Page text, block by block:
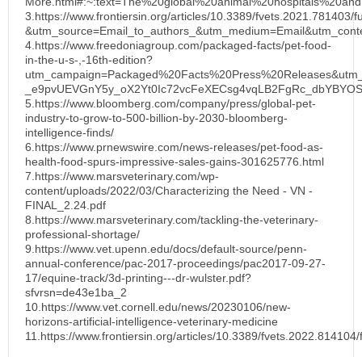
3.https://www.frontiersin.org/articles/10.3389/fvets.2021.781403/
4.https://www.freedoniagroup.com/packaged-facts/pet-food-
in-the-u-s-,-16th-edition?
5.https://www.bloomberg.com/company/press/global-pet-
industry-to-grow-to-500-billion-by-2030-bloomberg-
intelligence-finds/
6.https://www.prnewswire.com/news-releases/pet-food-as-
health-food-spurs-impressive-sales-gains-301625776.html
7.https://www.marsveterinary.com/wp-
content/uploads/2022/03/Characterizing the Need - VN -
FINAL_2.24.pdf
8.https://www.marsveterinary.com/tackling-the-veterinary-
professional-shortage/
9.https://www.vet.upenn.edu/docs/default-source/penn-
annual-conference/pac-2017-proceedings/pac2017-09-27-
17/equine-track/3d-printing---dr-wulster.pdf?
sfvrsn=de43e1ba_2
10.https://www.vet.cornell.edu/news/20230106/new-
horizons-artificial-intelligence-veterinary-medicine
11.https://www.frontiersin.org/articles/10.3389/